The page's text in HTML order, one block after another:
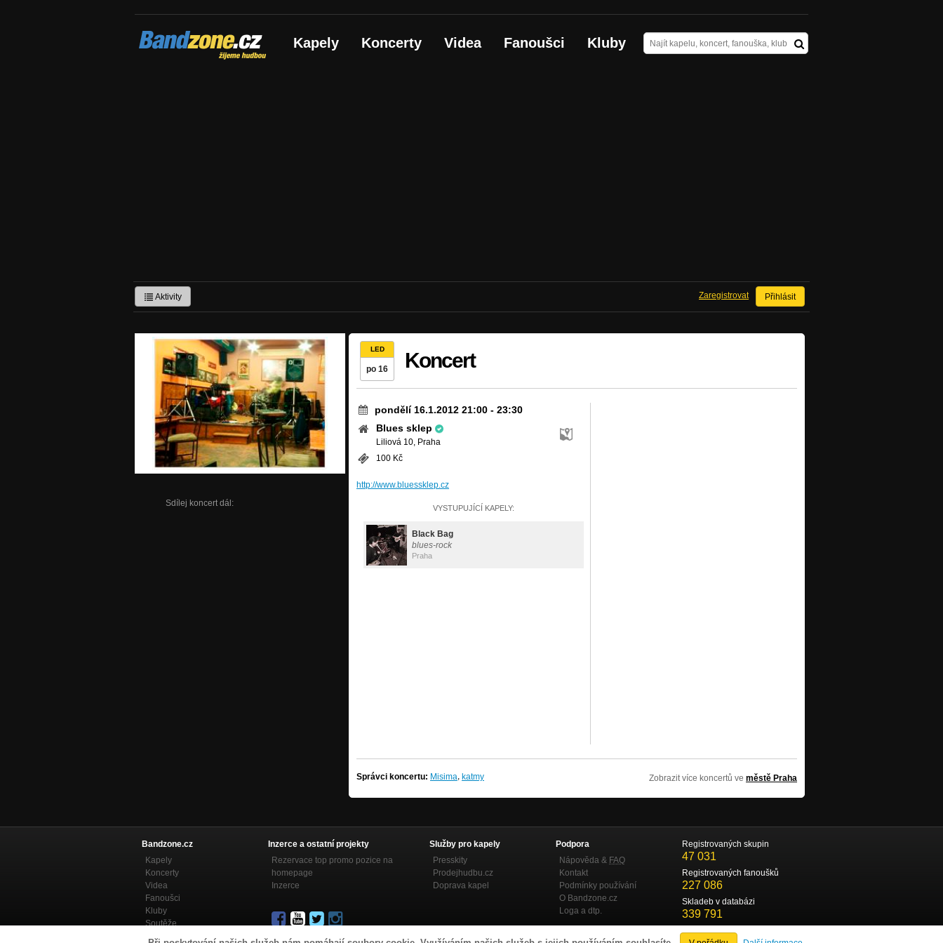
Bandzone.cz
žijeme hudbou Kapely Koncerty Videa Fanoušci Kluby
Aktivity Přihlásit
Zaregistrovat
Sdílej koncert dál:
LED
po 16 Koncert
pondělí 16.1.2012 21:00 - 23:30
Blues sklep
Liliová 10, Praha
100 Kč
http://www.bluessklep.cz
VYSTUPUJÍCÍ KAPELY:
Black Bag
blues-rock
Praha
Správci koncertu: Misima, katmy Zobrazit více koncertů ve městě Praha
Bandzone.cz
Kapely
Koncerty
Videa
Fanoušci
Kluby
Soutěže
Bandzone.cz blog
Inzerce a ostatní projekty
Rezervace top promo pozice na
homepage
Inzerce
Služby pro kapely
Presskity
Prodejhudbu.cz
Doprava kapel
Podpora
Nápověda & FAQ
Kontakt
Podmínky používání
O Bandzone.cz
Loga a dtp.
Registrovaných skupin
47 031
Registrovaných fanoušků
227 086
Skladeb v databázi
339 791